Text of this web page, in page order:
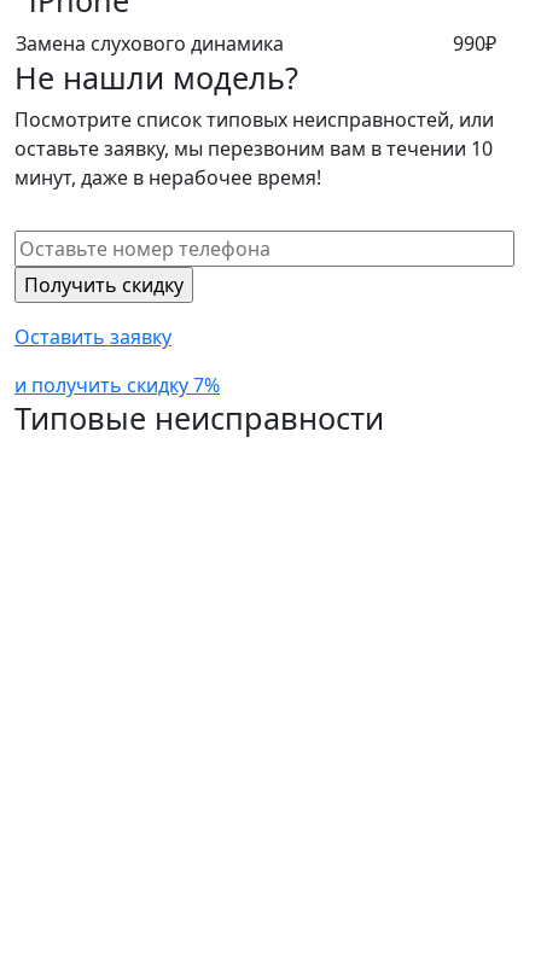
Замена слухового динамика 990₽
Не нашли модель?
Посмотрите список типовых неисправностей, или
оставьте заявку, мы перезвоним вам в течении 10
минут, даже в нерабочее время!
Оставить заявку
и получить скидку 7%
Типовые неисправности